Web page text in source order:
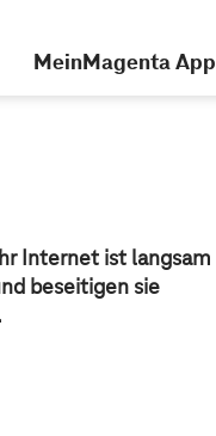
MeinMagenta App
Internet ist langsam
beseitigen sie